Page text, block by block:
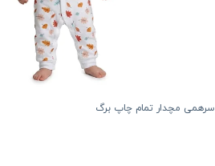
سرهمی مچدار تمام چاپ برگ